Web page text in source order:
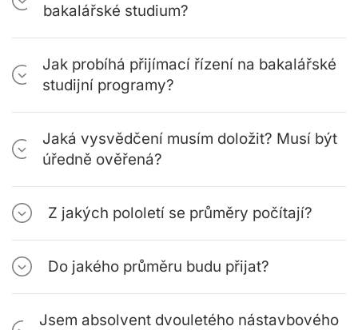
bakalářské studium?
Jak probíhá přijímací řízení na bakalářské
studijní programy?
Jaká vysvědčení musím doložit? Musí být
úředně ověřená?
Z jakých pololetí se průměry počítají?
Do jakého průměru budu přijat?
Jsem absolvent dvouletého nástavbového